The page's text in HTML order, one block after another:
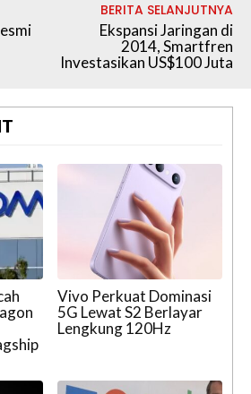
BERITA SELANJUTNYA
Ekspansi Jaringan di
2014, Smartfren
Investasikan US$100 Juta
Vivo Perkuat Dominasi
5G Lewat S2 Berlayar
Lengkung 120Hz